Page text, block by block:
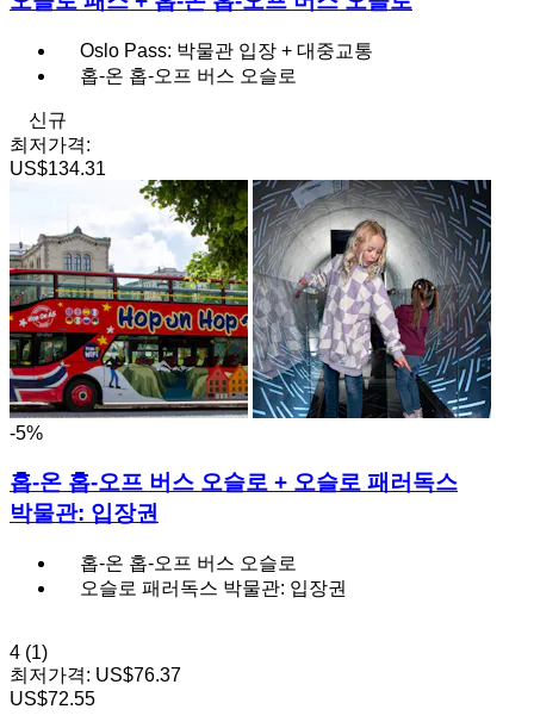
Oslo Pass: 박물관 입장 + 대중교통
홉-온 홉-오프 버스 오슬로
신규
최저가격:
US$134.31
-5%
홉-온 홉-오프 버스 오슬로 + 오슬로 패러독스
박물관: 입장권
홉-온 홉-오프 버스 오슬로
오슬로 패러독스 박물관: 입장권
4 (1)
최저가격: US$76.37
US$72.55